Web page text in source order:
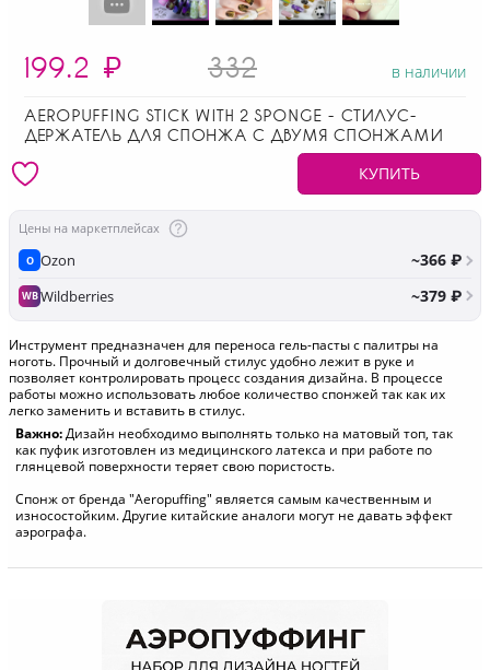
199.2 ₽ 332 в наличии
AEROPUFFING STICK WITH 2 SPONGE - СТИЛУС-
ДЕРЖАТЕЛЬ ДЛЯ СПОНЖА С ДВУМЯ СПОНЖАМИ
КУПИТЬ
Цены на маркетплейсах
O Ozon ~366 ₽
WBWildberries ~379 ₽
Инструмент предназначен для переноса гель-пасты с палитры на
ноготь. Прочный и долговечный стилус удобно лежит в руке и
позволяет контролировать процесс создания дизайна. В процессе
работы можно использовать любое количество спонжей так как их
легко заменить и вставить в стилус.
Важно:Дизайн необходимо выполнять только на матовый топ, так
как пуфик изготовлен из медицинского латекса и при работе по
глянцевой поверхности теряет свою пористость.
Cпонж от бренда "Aeropuffing" является самым качественным и
износостойким. Другие китайские аналоги могут не давать эффект
аэрографа.